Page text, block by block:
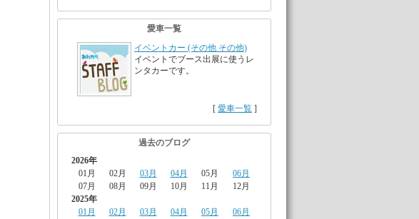
愛車一覧
イベントカー (その他 その他)
イベントでブース出展に使うレ
ンタカーです。
[ 愛車一覧 ]
過去のブログ
2026年
01月
02月 03月 04月 05月
06月
07月
08月 09月 10月 11月
12月
2025年
01月
02月 03月 04月 05月
06月